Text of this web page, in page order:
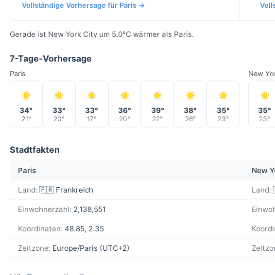
Vollständige Vorhersage für Paris →
Gerade ist New York City um 5.0°C wärmer als Paris.
7-Tage-Vorhersage
Paris
34°
21°
33°
20°
33°
17°
36°
20°
39°
22°
38°
26°
35°
23°
New
35°
23°
Stadtfakten
Paris New
Land: 🇫🇷 Frankreich Land:
Einwohnerzahl: 2,138,551
Koordinaten: 48.85, 2.35
Zeitzone: Europe/Paris (UTC+2)